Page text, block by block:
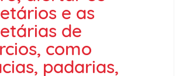
e as
de
como
padarias,